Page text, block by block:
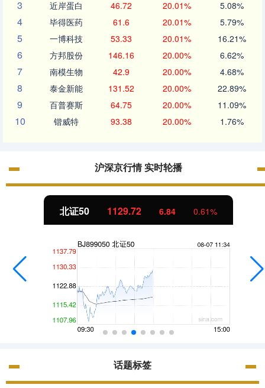
3 近岸蛋白 46.72 20.01% 5.08%
4 毕得医药 61.6 20.01% 5.79%
5 一博科技 53.33 20.01% 16.21%
6 方邦股份 146.16 20.00% 6.62%
7 南模生物 42.9 20.00% 4.68%
8 泰金新能 131.52 20.00% 22.89%
9 百普赛斯 64.75 20.00% 11.09%
10 锴威特 93.38 20.00% 1.76%
沪深京行情 实时轮播
北证50 1129.72 6.84 0.61%
话题标签